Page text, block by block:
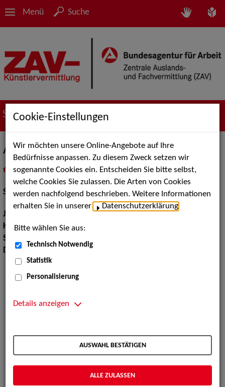
Menü Suche
Suche nach Künstler*innen
Armin Stockerer
als PDF speichern
inMeine Merklistelegen
Schauspiel:Film und TV, Bühne
Jahrgang:
Körpergröße:177 cm
Sprachen:
Dialekte:
Cookie-Einstellungen
Wir möchten unsere Online-Angebote auf Ihre
Bedürfnisse anpassen. Zu diesem Zweck setzen wir
sogenannte Cookies ein. Entscheiden Sie bitte selbst,
welche Cookies Sie zulassen. Die Arten von Cookies
werden nachfolgend beschrieben. Weitere Informationen
erhalten Sie in unserer
Datenschutzerklärung
Bitte wählen Sie aus:
Technisch Notwendig
Statistik
Personalisierung
Details anzeigen
AUSWAHL BESTÄTIGEN
ALLE ZULASSEN